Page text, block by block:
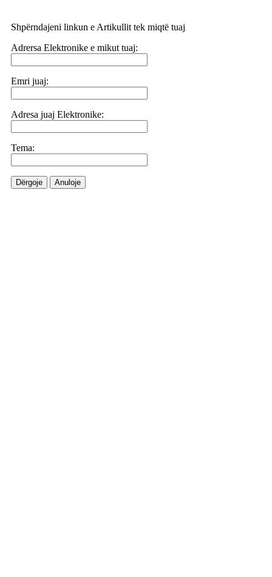
Shpërndajeni linkun e Artikullit tek miqtë tuaj
Adrersa Elektronike e mikut tuaj:
Emri juaj:
Adresa juaj Elektronike:
Tema:
Dërgoje Anuloje